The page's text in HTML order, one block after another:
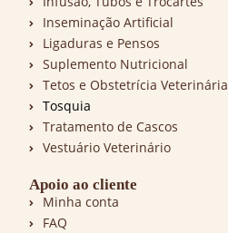
Inseminação Artificial
Ligaduras e Pensos
Suplemento Nutricional
Tetos e Obstetrícia Veterinária
Tosquia
Tratamento de Cascos
Vestuário Veterinário
Apoio ao cliente
Minha conta
FAQ